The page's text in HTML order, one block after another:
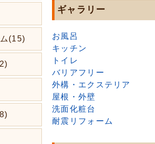
ギャラリー
お風呂
キッチン
トイレ
バリアフリー
外構・エクステリア
屋根・外壁
洗面化粧台
耐震リフォーム
(15)